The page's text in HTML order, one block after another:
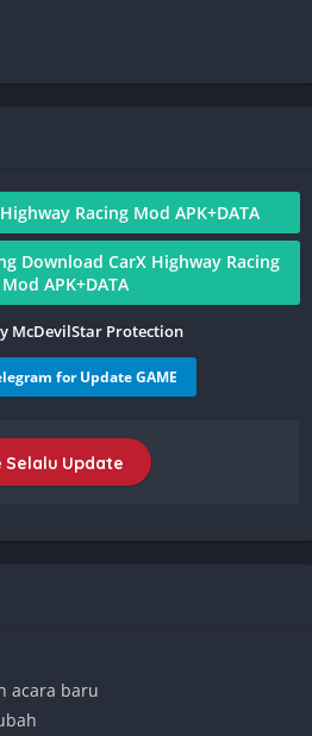
Racing Mod APK+DATA
Download CarX Highway Racing
Mod APK+DATA
McDevilStar Protection
for Update GAME
Selalu Update
acara baru